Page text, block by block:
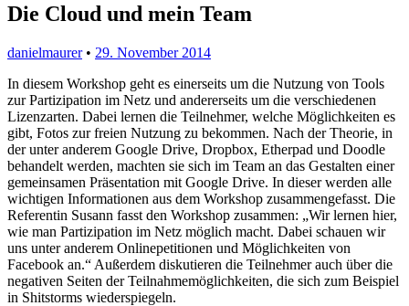
Die Cloud und mein Team
danielmaurer • 29. November 2014
In diesem Workshop geht es einerseits um die Nutzung von Tools
zur Partizipation im Netz und andererseits um die verschiedenen
Lizenzarten. Dabei lernen die Teilnehmer, welche Möglichkeiten es
gibt, Fotos zur freien Nutzung zu bekommen. Nach der Theorie, in
der unter anderem Google Drive, Dropbox, Etherpad und Doodle
behandelt werden, machten sie sich im Team an das Gestalten einer
gemeinsamen Präsentation mit Google Drive. In dieser werden alle
wichtigen Informationen aus dem Workshop zusammengefasst. Die
Referentin Susann fasst den Workshop zusammen: „Wir lernen hier,
wie man Partizipation im Netz möglich macht. Dabei schauen wir
uns unter anderem Onlinepetitionen und Möglichkeiten von
Facebook an.“ Außerdem diskutieren die Teilnehmer auch über die
negativen Seiten der Teilnahmemöglichkeiten, die sich zum Beispiel
in Shitstorms wiederspiegeln.